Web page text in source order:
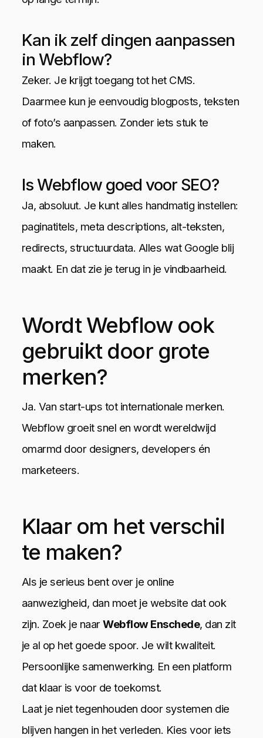
Kan ik zelf dingen aanpassen
in Webflow?
Zeker. Je krijgt toegang tot het CMS.
Daarmee kun je eenvoudig blogposts, teksten
of foto’s aanpassen. Zonder iets stuk te
maken.
Is Webflow goed voor SEO?
Ja, absoluut. Je kunt alles handmatig instellen:
paginatitels, meta descriptions, alt-teksten,
redirects, structuurdata. Alles wat Google blij
maakt. En dat zie je terug in je vindbaarheid.
Wordt Webflow ook
gebruikt door grote
merken?
Ja. Van start-ups tot internationale merken.
Webflow groeit snel en wordt wereldwijd
omarmd door designers, developers én
marketeers.
Klaar om het verschil
te maken?
Als je serieus bent over je online
aanwezigheid, dan moet je website dat ook
zijn. Zoek je naarWebflow Enschede, dan zit
je al op het goede spoor. Je wilt kwaliteit.
Persoonlijke samenwerking. En een platform
dat klaar is voor de toekomst.
Laat je niet tegenhouden door systemen die
blijven hangen in het verleden. Kies voor iets